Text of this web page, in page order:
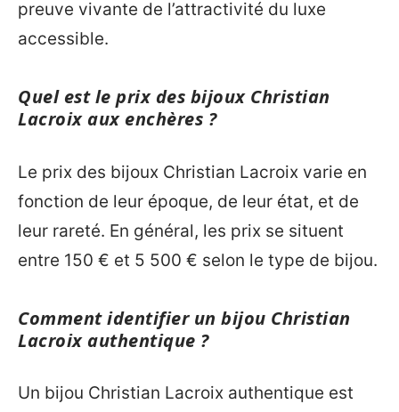
preuve vivante de l’attractivité du luxe
accessible.
Quel est le prix des bijoux Christian
Lacroix aux enchères ?
Le prix des bijoux Christian Lacroix varie en
fonction de leur époque, de leur état, et de
leur rareté. En général, les prix se situent
entre 150 € et 5 500 € selon le type de bijou.
Comment identifier un bijou Christian
Lacroix authentique ?
Un bijou Christian Lacroix authentique est